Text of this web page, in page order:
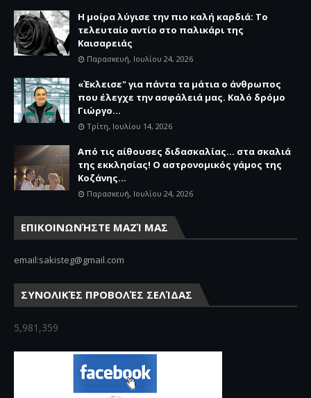
Η μοίρα λύγισε την πιο καλή καρδιά: Το
τελευταίο αντίο στο παλικάρι της
Καισαρειάς
Παρασκευή, Ιουλίου 24, 2026
«Έκλεισε" για πάντα τα μάτια ο άνθρωπος
που έλεγχε την ασφάλειά μας. Καλό δρόμο
Γιώργο...
Τρίτη, Ιουλίου 14, 2026
Από τις αίθουσες διδασκαλίας… στα σκαλιά
της εκκλησίας! Ο αστρονομικός γάμος της
Κοζάνης...
Παρασκευή, Ιουλίου 24, 2026
ΕΠΙΚΟΙΝΩΝΉΣΤΕ ΜΑΖΊ ΜΑΣ
email:sakisteg@gmail.com
ΣΥΝΟΛΙΚΈΣ ΠΡΟΒΟΛΈΣ ΣΕΛΊΔΑΣ
5,981,359